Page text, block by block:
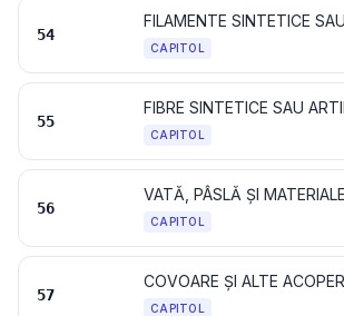
54
CAPITOL
55
CAPITOL
56
CAPITOL
57
CAPITOL